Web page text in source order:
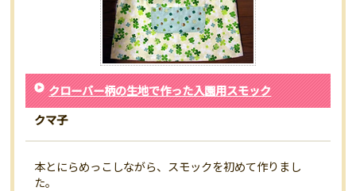
クローバー柄の生地で作った入園用スモック
クマ子
本とにらめっこしながら、スモックを初めて作りまし
た。